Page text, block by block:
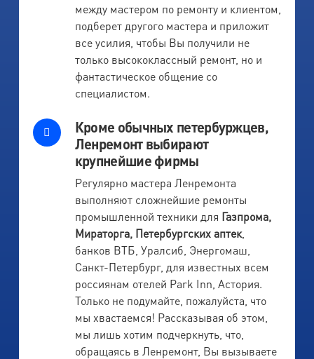
между мастером по ремонту и клиентом,
подберет другого мастера и приложит
все усилия, чтобы Вы получили не
только высококлассный ремонт, но и
фантастическое общение со
специалистом.
Кроме обычных петербуржцев,
Ленремонт выбирают
крупнейшие фирмы
Регулярно мастера Ленремонта
выполняют сложнейшие ремонты
промышленной техники для Газпрома,
Мираторга, Петербургских аптек,
банков ВТБ, Уралсиб, Энергомаш,
Санкт-Петербург, для известных всем
россиянам отелей Park Inn, Астория.
Только не подумайте, пожалуйста, что
мы хвастаемся! Рассказывая об этом,
мы лишь хотим подчеркнуть, что,
обращаясь в Ленремонт, Вы вызываете